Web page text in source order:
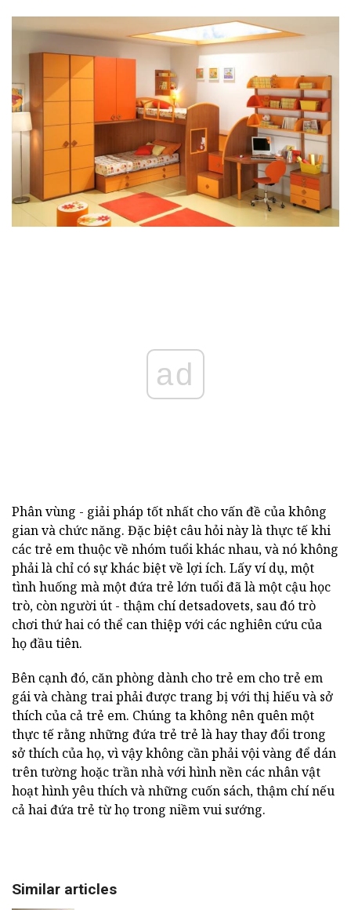
ad
Phân vùng - giải pháp tốt nhất cho vấn đề của không
gian và chức năng. Đặc biệt câu hỏi này là thực tế khi
các trẻ em thuộc về nhóm tuổi khác nhau, và nó không
phải là chỉ có sự khác biệt về lợi ích. Lấy ví dụ, một
tình huống mà một đứa trẻ lớn tuổi đã là một cậu học
trò, còn người út - thậm chí detsadovets, sau đó trò
chơi thứ hai có thể can thiệp với các nghiên cứu của
họ đầu tiên.
Bên cạnh đó, căn phòng dành cho trẻ em cho trẻ em
gái và chàng trai phải được trang bị với thị hiếu và sở
thích của cả trẻ em. Chúng ta không nên quên một
thực tế rằng những đứa trẻ trẻ là hay thay đổi trong
sở thích của họ, vì vậy không cần phải vội vàng để dán
trên tường hoặc trần nhà với hình nền các nhân vật
hoạt hình yêu thích và những cuốn sách, thậm chí nếu
cả hai đứa trẻ từ họ trong niềm vui sướng.
Similar articles